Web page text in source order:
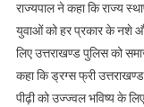
राज्यपाल ने कहा कि राज्य
युवाओं को हर प्रकार के नशे
लिए उत्तराखण्ड पुलिस को
कहा कि ड्रग्स फ्री
पीढ़ी को उज्ज्वल भविष्य के